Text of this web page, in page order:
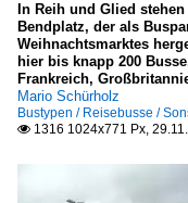
In Reih und Glied
Bendplatz, der als
Weihnachtsmarktes
hier bis knapp 200
Frankreich,
Mario Schürholz
Bustypen / Reisebusse /
 1316 1024x771 Px,